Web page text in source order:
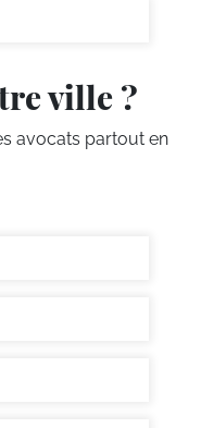
ville ?
avocats partout en